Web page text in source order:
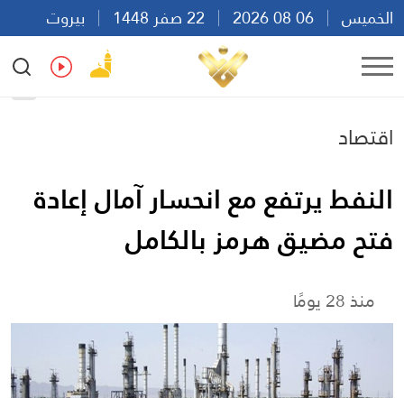
الخميس
بيروت
02:37
Ar
اقتصاد
النفط يرتفع مع انحسار آمال إعادة
فتح مضيق هرمز بالكامل
منذ 28 يومًا